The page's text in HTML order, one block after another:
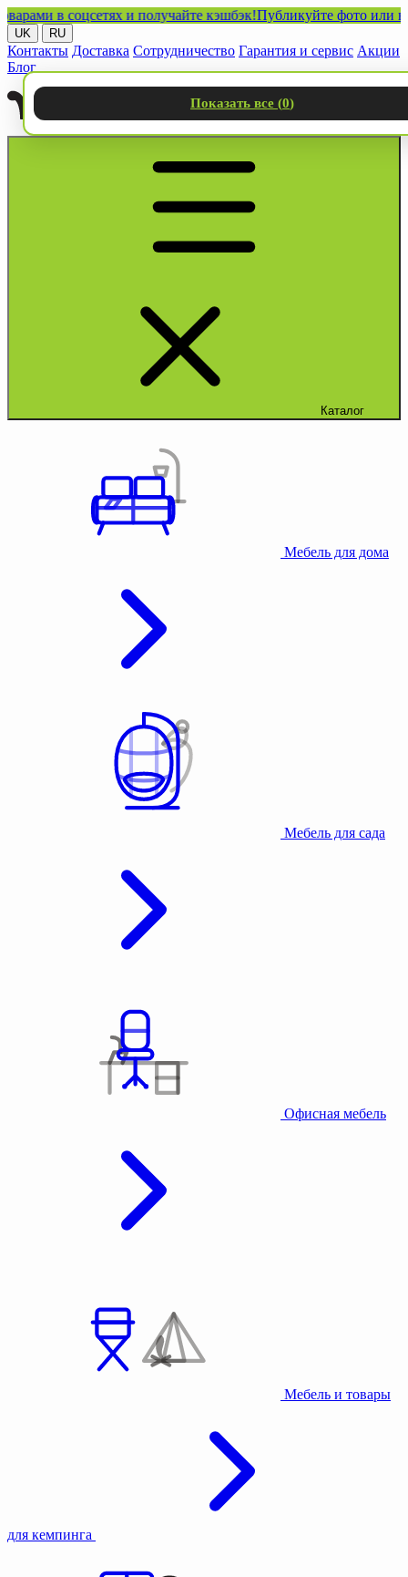
в соцсетях и получайте кэшбэк!Публикуйте фото или видео
UK RU
Контакты Доставка Сотрудничество Гарантия и сервис Акции
Блог
Каталог
Мебель для дома
Мебель для сада
Офисная мебель
Мебель и товары
для кемпинга
Показать все (0)